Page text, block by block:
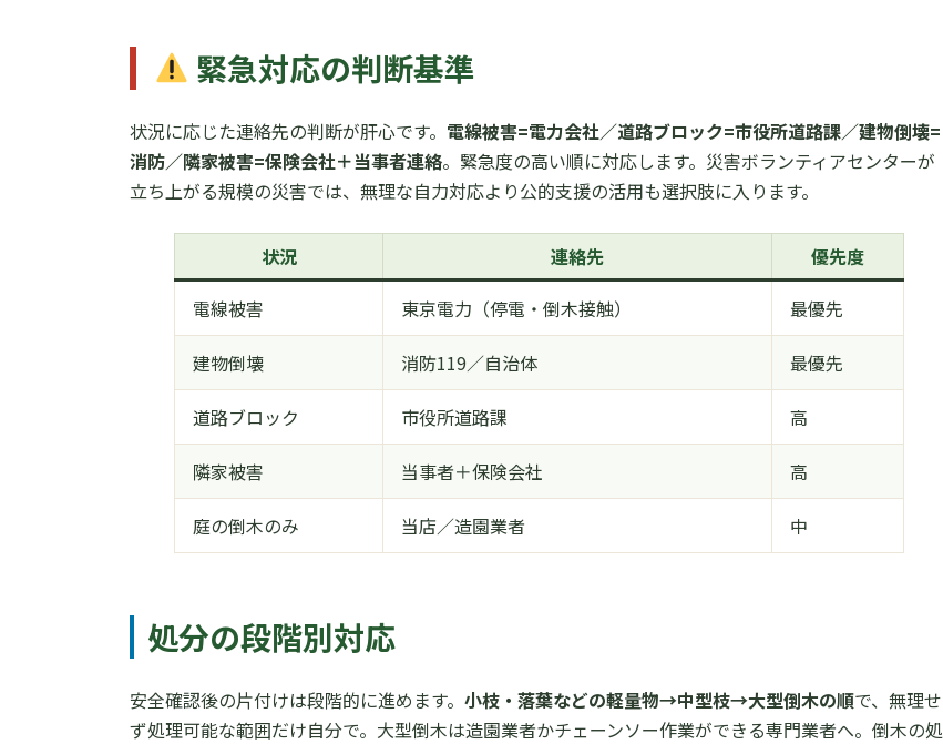
緊急対応の判断基準
状況に応じた連絡先の判断が肝心です。 電線被害=電力会社／道路ブロック=市役所道路課／建物倒壊=
消防／隣家被害=保険会社＋当事者連絡。緊急度の高い順に対応します。災害ボランティアセンターが
立ち上がる規模の災害では、無理な自力対応より公的支援の活用も選択肢に入ります。
状況 連絡先
優先度
電線被害
東京電力（停電・倒木接触） 最優先
建物倒壊 消防119／自治体 最優先
道路ブロック 市役所道路課 高
隣家被害 当事者＋保険会社 高
庭の倒木のみ 当店／造園業者 中
処分の段階別対応
安全確認後の片付けは段階的に進めます。 小枝・落葉などの軽量物→中型枝→大型倒木の順で、無理せ
ず処理可能な範囲だけ自分で。大型倒木は造園業者かチェーンソー作業ができる専門業者へ。倒木の処